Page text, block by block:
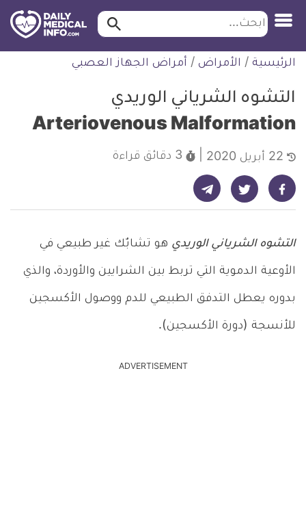
التخطي
للمحتوى
طبية
ابحث ابحث…
الرئيسية / الأمراض / أمراض الجهاز العصبي
التشوه الشرياني الوريدي
Arteriovenous Malformation
3 دقائق قراءة
شارك على فيسبوك - ديلي ميديكال انفو شارك على تويتر - ديلي ميديكال انفو شارك على تيليجرام - ديلي ميديكال انفو
التشوه الشرياني الوريدي هو تشابٌك غير طبيعي في
الأوعية الدموية التي تربط بين الشرايين والأوردة، والذي
بدوره يعطل التدفق الطبيعي للدم ووصول الأكسجين
للأنسجة (دورة الأكسجين).
ADVERTISEMENT